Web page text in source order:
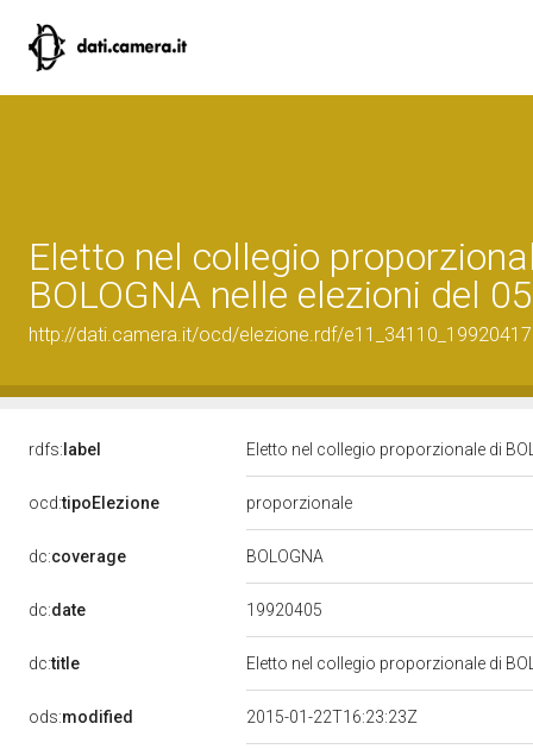
Eletto nel collegio
BOLOGNA nelle elezioni del
http://dati.camera.it/ocd/elezione.rdf/e11_34110_19920417
rdfs: label Eletto nel collegio proporzionale di
ocd:tipoElezione proporzionale
dc:coverage BOLOGNA
dc:date 19920405
dc:title Eletto nel collegio proporzionale di
ods:modified 2015-01-22T16:23:23Z